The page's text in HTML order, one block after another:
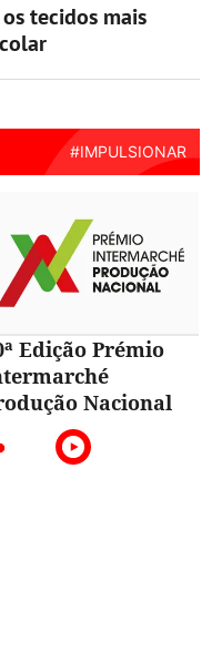
tecidos mais
Edição Prémio
Nacional